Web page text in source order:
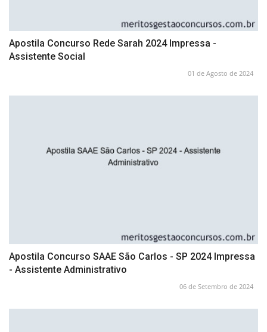
Apostila Concurso Rede Sarah 2024 Impressa -
Assistente Social
01 de Agosto de 2024
Apostila Concurso SAAE São Carlos - SP 2024 Impressa
- Assistente Administrativo
06 de Setembro de 2024